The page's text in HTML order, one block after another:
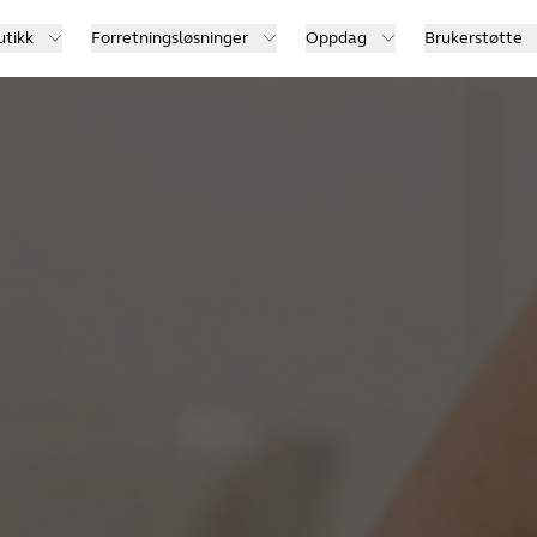
Forretningsløsninger Oppdag Brukerstøtte